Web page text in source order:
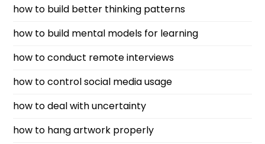
how to build better thinking patterns
how to build mental models for learning
how to conduct remote interviews
how to control social media usage
how to deal with uncertainty
how to hang artwork properly